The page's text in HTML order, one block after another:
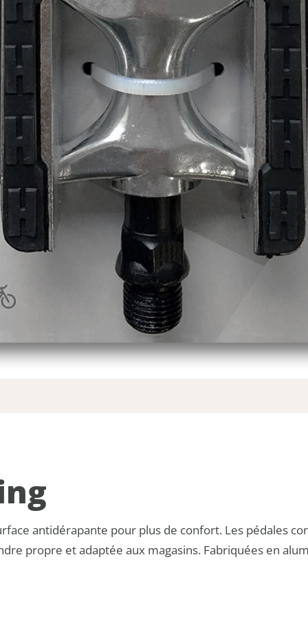
antidérapante pour plus de confort. Les pédales
propre et adaptée aux magasins. Fabriquées en